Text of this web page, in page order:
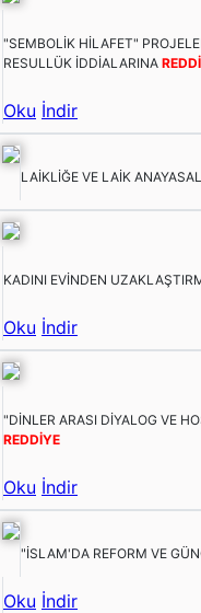
"SEMBOLİK HİLAFET"
RESULLÜK İDDİALARINA
Oku İndir
LAİKLİĞE VE LAİK
KADINI EVİNDEN
Oku İndir
"DİNLER ARASI DİYALOG VE
REDDİYE
Oku İndir
"İSLAM'DA REFORM VE
Oku İndir